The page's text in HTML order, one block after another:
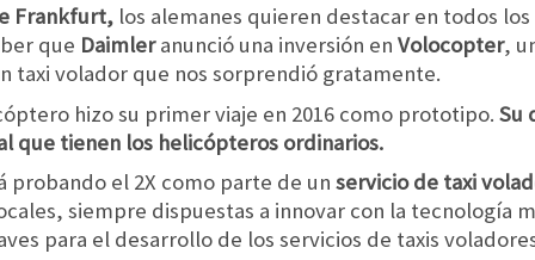
Frankfurt, los alemanes quieren destacar en todos
que Daimleranunció una inversión en Volocopter,
taxi volador que nos sorprendió gratamente.
hizo su primer viaje en 2016 como prototipo. Su
que tienen los helicópteros ordinarios.
probando el 2X como parte de un servicio de taxi
siempre dispuestas a innovar con la tecnología
para el desarrollo de los servicios de taxis